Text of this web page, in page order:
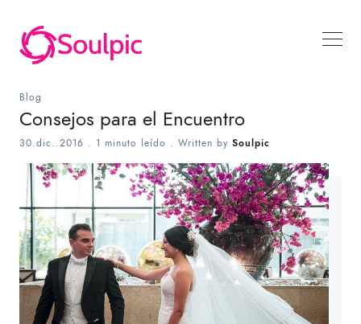
Blog
Consejos para el Encuentro
30.dic..2016 . 1 minuto leído . Written by Soulpic